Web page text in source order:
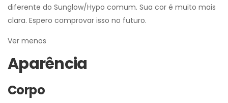
diferente do Sunglow/Hypo comum. Sua cor é muito mais
clara. Espero comprovar isso no futuro.
Ver menos
Aparência
Corpo